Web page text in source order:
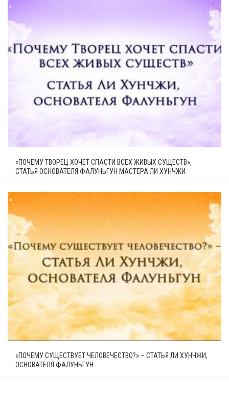
«ПОЧЕМУ ТВОРЕЦ ХОЧЕТ СПАСТИ ВСЕХ ЖИВЫХ СУЩЕСТВ»,
СТАТЬЯ ОСНОВАТЕЛЯ ФАЛУНЬГУН МАСТЕРА ЛИ ХУНЧЖИ
«ПОЧЕМУ СУЩЕСТВУЕТ ЧЕЛОВЕЧЕСТВО?» – СТАТЬЯ ЛИ ХУНЧЖИ,
ОСНОВАТЕЛЯ ФАЛУНЬГУН